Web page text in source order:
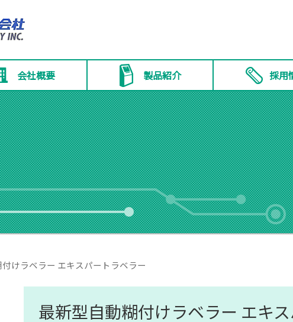
会社概要 製品紹介 採用
けラベラー エキスパートラベラー
最新型自動糊付けラベラー エキ